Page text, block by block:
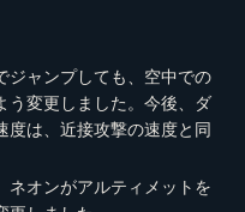
ジャンプしても、空中での
う変更しました。今後、ダ
度は、近接攻撃の速度と同
ネオンがアルティメットを